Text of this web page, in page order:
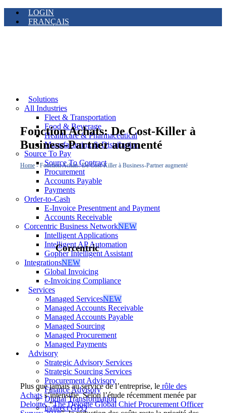
LOGIN
FRANÇAIS
Solutions
All Industries
Fleet & Transportation
Food & Beverage
Healthcare & Pharmaceutical
Manufacturing & Distribution
Source To Pay
Source To Contract
Procurement
Accounts Payable
Payments
Order-to-Cash
E-Invoice Presentment and Payment
Accounts Receivable
Corcentric Business NetworkNEW
Intelligent Applications
Intelligent AP Automation
Gopher Intelligent Assistant
IntegrationsNEW
Global Invoicing
e-Invoicing Compliance
Services
Managed ServicesNEW
Managed Accounts Receivable
Managed Accounts Payable
Managed Sourcing
Managed Procurement
Managed Payments
Advisory
Strategic Advisory Services
Strategic Sourcing Services
Procurement Advisory
Finance Advisory
Digital Transformation
Indirect GPO
Fonction Achats: De Cost-Killer à
Business-Partner augmenté
Home -Fonction Achats: De Cost-Killer à Business-Partner augmenté
Corcentric
Plus que jamais au service de l’entreprise, le rôle des
Achats s’intensifie. Selon l’étude récemment menée par
Deloitte, “The Deloitte Global Chief Procurement Officer